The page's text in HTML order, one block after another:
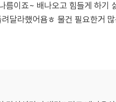
름이죠~ 배나오고 힘들게 하기
달라했어욤ㅎ 물건 필요한거